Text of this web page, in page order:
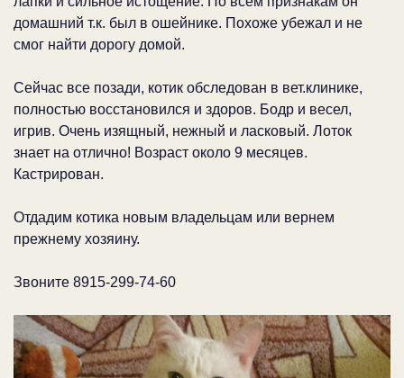
домашний т.к. был в ошейнике. Похоже убежал и не
смог найти дорогу домой.
Сейчас все позади, котик обследован в вет.клинике,
полностью восстановился и здоров. Бодр и весел,
игрив. Очень изящный, нежный и ласковый. Лоток
знает на отлично! Возраст около 9 месяцев.
Кастрирован.
Отдадим котика новым владельцам или вернем
прежнему хозяину.
Звоните 8915-299-74-60